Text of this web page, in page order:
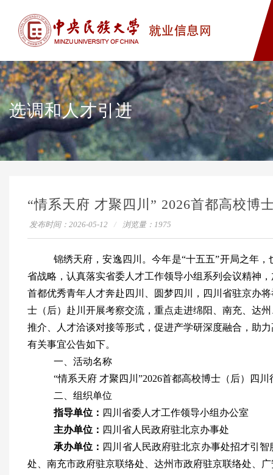
选调和人才引进
“情系天府 才聚四川” 2026首都高校博
发布时间：2026-05-12 浏览量： 1975
锦绣天府，安逸四川。今年是“十五五”开局之年，
省战略，认真落实省委人才工作领导小组系列会议精神
首都优秀青年人才奔赴四川、圆梦四川，四川省驻京办
士（后）赴川开展考察交流，重点走进绵阳、南充、达
推介、人才洽谈对接等形式，促进产学研深度融合，助
有关事宜公告如下。
一、活动名称
“情系天府 才聚四川 ”2026首都高校博士（后）四川
二、组织单位
指导单位： 四川省委人才工作领导小组办公室
主办单位： 四川省人民政府驻北京办事处
承办单位： 四川省人民政府驻北京办事处招才引
处、南充市政府驻京联络处、达州市政府驻京联络处、